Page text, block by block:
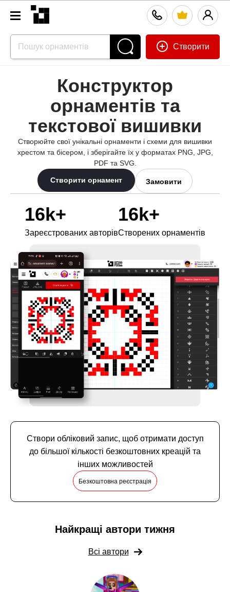
Створити
Конструктор
орнаментів та
текстової вишивки
Створюйте свої унікальні орнаменти і схеми для вишивки
хрестом та бісером, і зберігайте їх у форматах PNG, JPG,
PDF та SVG.
Створити орнамент Замовити
16k+
Зареєстрованих авторів
16k+
Створених орнаментів
Створи обліковий запис, щоб отримати доступ
до більшої кількості безкоштовних креацій та
інших можливостей
Безкоштовна реєстрація
Найкращі автори тижня
Всі автори